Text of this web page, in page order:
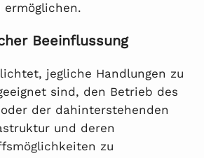
ermöglichen.
Beeinflussung
jegliche Handlungen zu
sind, den Betrieb des
der dahinterstehenden
und deren
zu